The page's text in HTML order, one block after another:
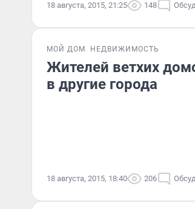
18 августа, 2015, 21:25 148
МОЙ ДОМ НЕДВИЖИМОСТЬ
Жителей ветхих
в другие города
18 августа, 2015, 18:40 206